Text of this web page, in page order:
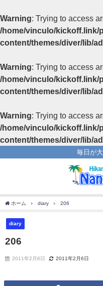
Warning: Trying to access
/home/vinculo/kickoff.link/
content/themes/diver/lib/
Warning: Trying to access
/home/vinculo/kickoff.link/
content/themes/diver/lib/
Warning: Trying to access
/home/vinculo/kickoff.link/
content/themes/diver/lib/
毎日が
ホーム diary 206
diary
206
2011年2月6日 2011年2月6日